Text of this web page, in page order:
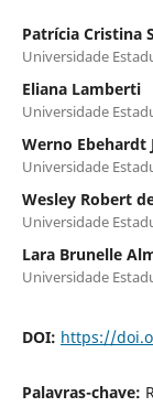
Patrícia Cristina
Universidade
Eliana Lamberti
Universidade
Werno Ebehardt
Universidade
Wesley Robert
Universidade
Lara Brunelle
Universidade
DOI: https://
Palavras-chave: